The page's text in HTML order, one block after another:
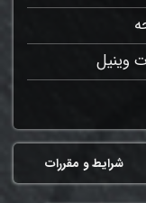
وینیل
شرایط و مقررات